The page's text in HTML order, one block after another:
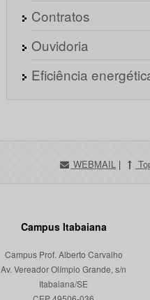
Contratos
Ouvidoria
Eficiência
WEBMAIL |
Campus Itabaiana
Campus Prof. Alberto Carvalho
Av. Vereador Olímpio Grande, s/n
Itabaiana/SE